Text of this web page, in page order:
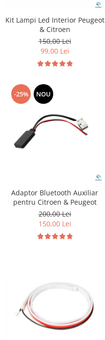
Kit Lampi Led Interior Peugeot
& Citroen
150,00 Lei
99,00 Lei
-25% NOU
Adaptor Bluetooth Auxiliar
pentru Citroen & Peugeot
200,00 Lei
150,00 Lei